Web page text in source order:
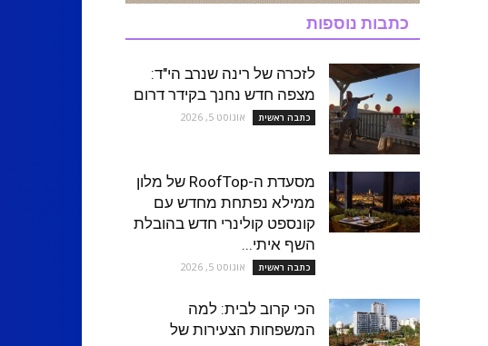
כתבות נוספות
לזכרה של רינה שנרב הי"ד:
מצפה חדש נחנך בקידר דרום
כתבה ראשית אוגוסט 5, 2026
מסעדת ה-RoofTop של מלון
ממילא נפתחת מחדש עם
קונספט קולינרי חדש בהובלת
השף איתי...
כתבה ראשית אוגוסט 5, 2026
הכי קרוב לבית: למה
המשפחות הצעירות של